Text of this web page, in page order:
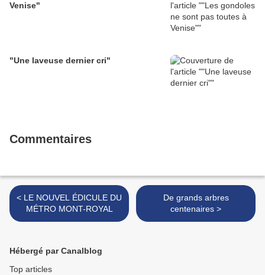
Venise"
"Une laveuse dernier cri"
Commentaires
< LE NOUVEL ÉDICULE DU
MÉTRO MONT-ROYAL
De grands arbres
centenaires >
Hébergé par Canalblog
Top articles